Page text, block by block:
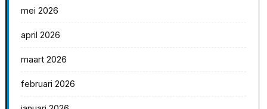
mei 2026
april 2026
maart 2026
februari 2026